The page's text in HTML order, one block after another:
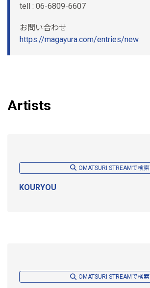
tell : 06-6809-6607
お問い合わせ
https://magayura.com/entries/new
Artists
OMATSURI STREAMで検索
KOURYOU
OMATSURI STREAMで検索